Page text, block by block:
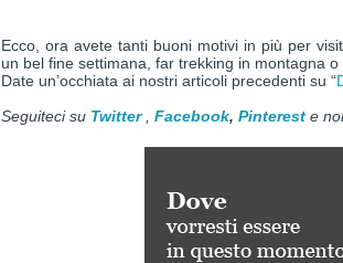
Ecco, ora avete tanti buoni motivi in più per
un bel fine settimana, far trekking in montagna
Date un’occhiata ai nostri articoli precedenti su “
Seguiteci su Twitter, Facebook, Pinterest e